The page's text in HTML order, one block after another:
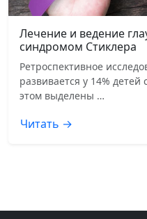
Лечение и ведение
синдромом Стиклера
Ретроспективное
развивается у 14%
этом выделены …
Читать →